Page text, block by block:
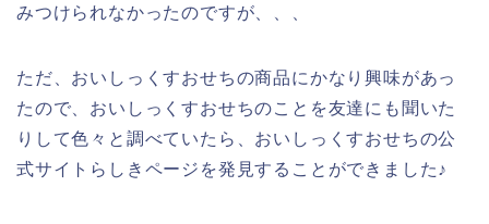
みつけられなかったのですが、、、
ただ、おいしっくすおせちの商品にかなり興味があっ
たので、おいしっくすおせちのことを友達にも聞いた
りして色々と調べていたら、おいしっくすおせちの公
式サイトらしきページを発見することができました♪